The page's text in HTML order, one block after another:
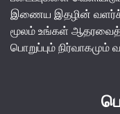
இணைய இதழின்
மூலம் உங்கள்
பொறுப்பும் நிர்வாகமும்